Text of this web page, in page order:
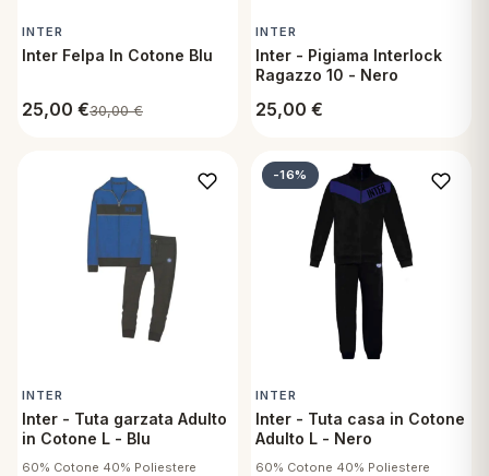
INTER
Inter Felpa In Cotone Blu
25,00 €30,00€
INTER
Inter - Pigiama Interlock
Ragazzo 10 - Nero
25,00 €
INTER
Inter - Tuta garzata Adulto
in Cotone L - Blu
60% Cotone 40% Poliestere
-16%
INTER
Inter - Tuta casa in Cotone
Adulto L - Nero
60% Cotone 40% Poliestere